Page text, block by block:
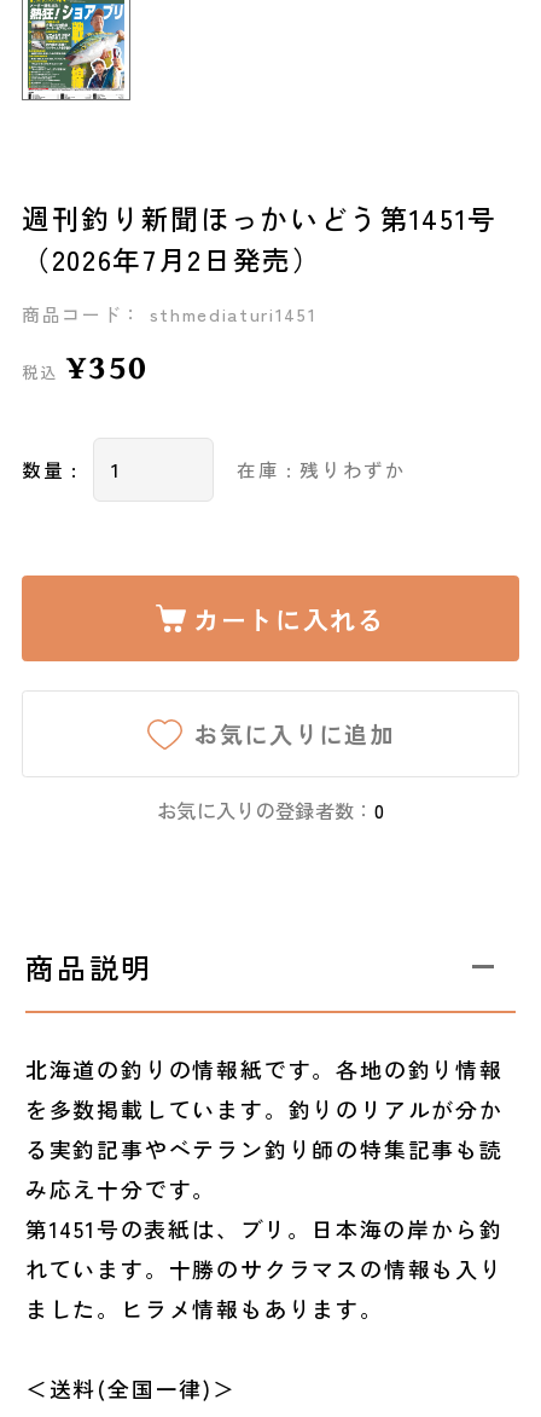
週刊釣り新聞ほっかいどう第1451号
（2026年7月2日発売）
商品コード： sthmediaturi1451
税込 ¥350
数量 : 在庫 : 残りわずか
カートに入れる
お気に入りに追加
お気に入りの登録者数： 0
商品説明
北海道の釣りの情報紙です。各地の釣り情報
を多数掲載しています。釣りのリアルが分か
る実釣記事やベテラン釣り師の特集記事も読
み応え十分です。
第1451号の表紙は、ブリ。日本海の岸から釣
れています。十勝のサクラマスの情報も入り
ました。ヒラメ情報もあります。
＜送料(全国一律)＞